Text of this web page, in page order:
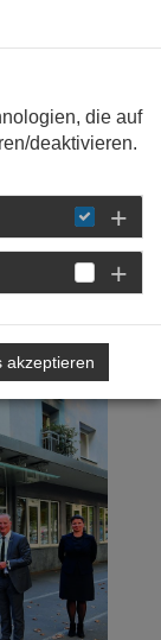
DETAIL
die auf
deaktivieren.
akzeptieren